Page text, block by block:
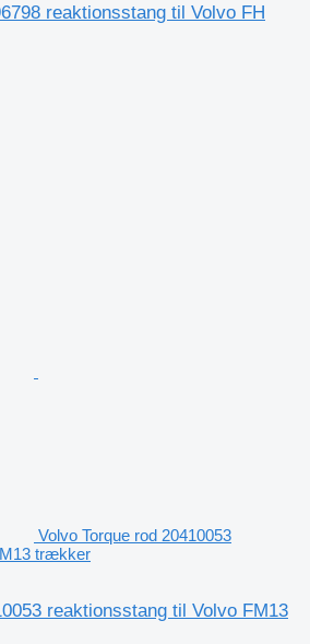
reaktionsstang til Volvo FH
Volvo Torque rod 20410053
trækker
reaktionsstang til Volvo FM13